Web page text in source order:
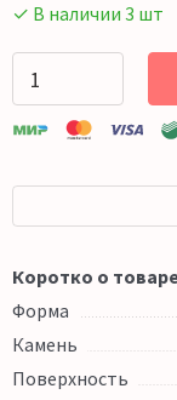
✓ В наличии 3 шт
Коротко о
Форма
Камень
Поверхность